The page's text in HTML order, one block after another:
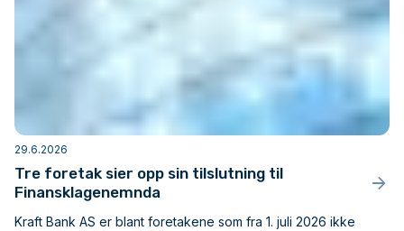
29.6.2026
Tre foretak sier opp sin tilslutning til
Finansklagenemnda
Kraft Bank AS er blant foretakene som fra 1. juli 2026 ikke